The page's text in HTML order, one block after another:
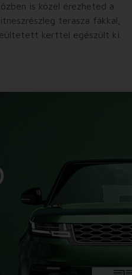
is közel érezheted a
terasza fákkal,
kerttel egészült ki.